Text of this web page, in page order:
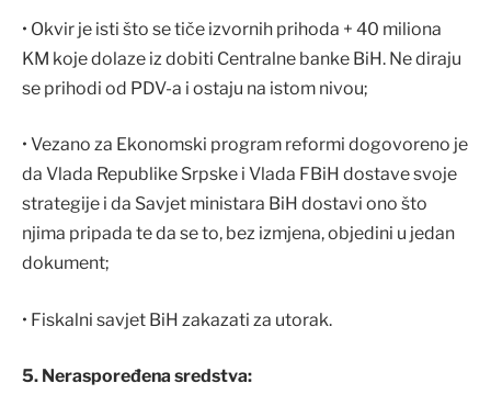
• Okvir je isti što se tiče izvornih prihoda + 40 miliona
KM koje dolaze iz dobiti Centralne banke BiH. Ne diraju
se prihodi od PDV-a i ostaju na istom nivou;
• Vezano za Ekonomski program reformi dogovoreno je
da Vlada Republike Srpske i Vlada FBiH dostave svoje
strategije i da Savjet ministara BiH dostavi ono što
njima pripada te da se to, bez izmjena, objedini u jedan
dokument;
• Fiskalni savjet BiH zakazati za utorak.
5. Neraspoređena sredstva: